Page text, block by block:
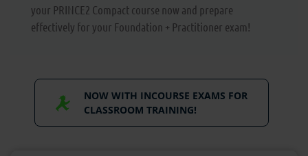
your PRINCE2 Compact course now and prepare
effectively for your Foundation + Practitioner exam!
NOW WITH INCOURSE EXAMS FOR
CLASSROOM TRAINING!